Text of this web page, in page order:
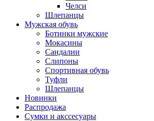
Челси
Шлепанцы
Мужская обувь
Ботинки мужские
Мокасины
Сандалии
Слипоны
Спортивная обувь
Туфли
Шлепанцы
Новинки
Распродажа
Сумки и акссесуары